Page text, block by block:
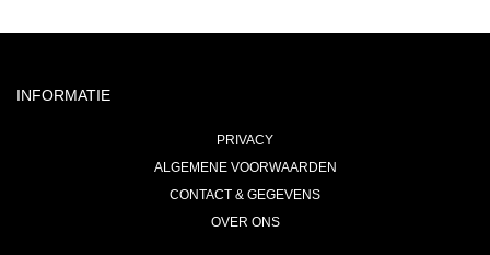
INFORMATIE
PRIVACY
ALGEMENE VOORWAARDEN
CONTACT & GEGEVENS
OVER ONS